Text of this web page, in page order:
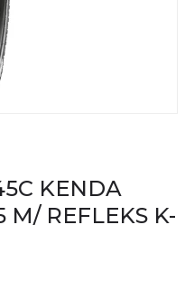
KENDA
M/ REFLEKS K-